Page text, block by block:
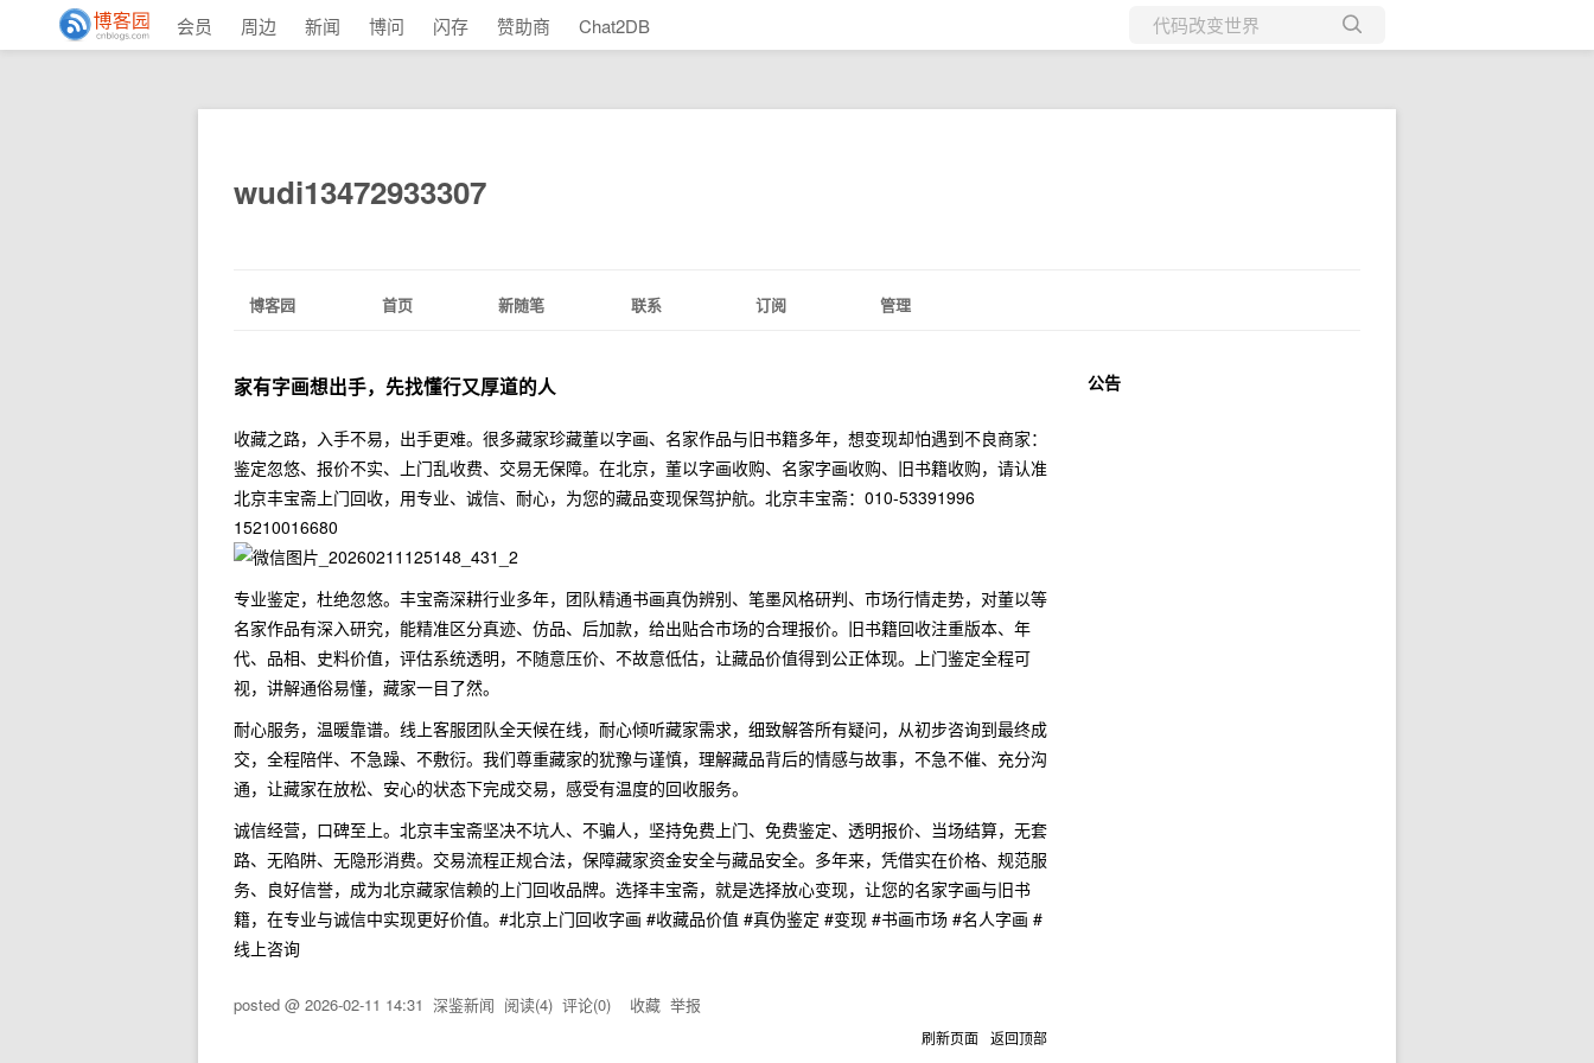
会员 周边 新闻 博问 闪存 赞助商 Chat2DB
当前博客
wudi13472933307
博客园 首页 新随笔 联系 订阅 管理
家有字画想出手，先找懂行又厚道的人
收藏之路，入手不易，出手更难。很多藏家珍藏董以字画、名家作品与旧书籍多年，想变现却怕遇到不良商家：
鉴定忽悠、报价不实、上门乱收费、交易无保障。在北京，董以字画收购、名家字画收购、旧书籍收购，请认准
北京丰宝斋上门回收，用专业、诚信、耐心，为您的藏品变现保驾护航。北京丰宝斋：010-53391996
15210016680
专业鉴定，杜绝忽悠。丰宝斋深耕行业多年，团队精通书画真伪辨别、笔墨风格研判、市场行情走势，对董以等
名家作品有深入研究，能精准区分真迹、仿品、后加款，给出贴合市场的合理报价。旧书籍回收注重版本、年
代、品相、史料价值，评估系统透明，不随意压价、不故意低估，让藏品价值得到公正体现。上门鉴定全程可
视，讲解通俗易懂，藏家一目了然。
耐心服务，温暖靠谱。线上客服团队全天候在线，耐心倾听藏家需求，细致解答所有疑问，从初步咨询到最终成
交，全程陪伴、不急躁、不敷衍。我们尊重藏家的犹豫与谨慎，理解藏品背后的情感与故事，不急不催、充分沟
通，让藏家在放松、安心的状态下完成交易，感受有温度的回收服务。
诚信经营，口碑至上。北京丰宝斋坚决不坑人、不骗人，坚持免费上门、免费鉴定、透明报价、当场结算，无套
路、无陷阱、无隐形消费。交易流程正规合法，保障藏家资金安全与藏品安全。多年来，凭借实在价格、规范服
务、良好信誉，成为北京藏家信赖的上门回收品牌。选择丰宝斋，就是选择放心变现，让您的名家字画与旧书
籍，在专业与诚信中实现更好价值。#北京上门回收字画 #收藏品价值 #真伪鉴定 #变现 #书画市场 #名人字画 #
线上咨询
posted @ 2026-02-11 14:31 深鉴新闻 阅读(4) 评论(0) 收藏 举报
刷新页面 返回顶部
公告